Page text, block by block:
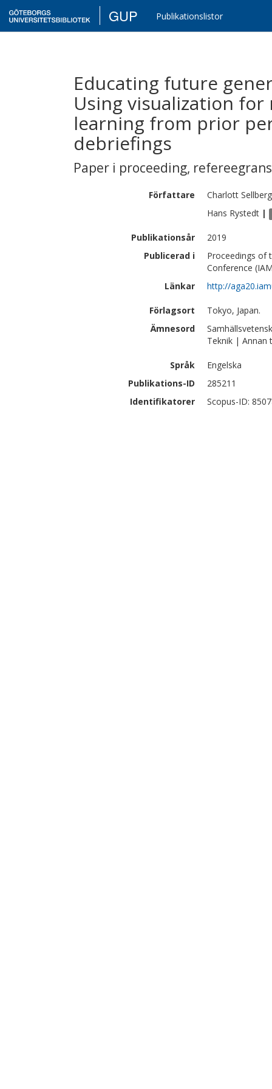
GUP Publikationslistor
Educating future
Using visualization for
learning from prior
debriefings
Paper i proceeding,
Författare Charlott Sellberg
Hans Rystedt |
Publikationsår
2019
Publicerad i
Proceedings of
Conference
Länkar
http://
Förlagsort
Tokyo, Japan.
Ämnesord
Teknik | Annan
Språk
Engelska
Publikations-ID
285211
Identifikatorer
Scopus-ID: